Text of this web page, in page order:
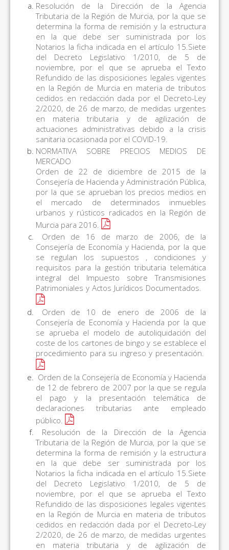
Resolución de la Dirección de la Agencia
Tributaria de la Región de Murcia, por la que se
determina la forma de remisión y la estructura
en la que debe ser suministrada por los
Notarios la ficha indicada en el artículo 15.Siete
del Decreto Legislativo 1/2010, de 5 de
noviembre, por el que se aprueba el Texto
Refundido de las disposiciones legales vigentes
en la Región de Murcia en materia de tributos
cedidos en redacción dada por el Decreto-Ley
2/2020, de 26 de marzo, de medidas urgentes
en materia tributaria y de agilización de
actuaciones administrativas debido a la crisis
sanitaria ocasionada por el COVID-19.
NORMATIVA SOBRE PRECIOS MEDIOS DE
MERCADO
Orden de 22 de diciembre de 2015 de la
Consejería de Hacienda y Administración Pública,
por la que se aprueban los precios medios en
el mercado de determinados inmuebles
urbanos y rústicos radicados en la Región de
Murcia para 2016.
Orden de 16 de marzo de 2006, de la
Consejería de Economía y Hacienda, por la que
se regulan los supuestos , condiciones y
requisitos para la gestión tributaria telemática
integral del Impuesto sobre Transmisiones
Patrimoniales y Actos Jurídicos Documentados.
Orden de 10 de enero de 2006 de la
Consejería de Economía y Hacienda por la que
se aprueba el modelo de autoliquidación del
coste de los cartones de bingo y se establece el
procedimiento para su ingreso y presentación.
Orden de la Consejería de Economía y Hacienda
de 12 de febrero de 2007 por la que se regula
el pago y la presentación telemática de
declaraciones tributarias ante empleado
público.
Resolución de la Dirección de la Agencia
Tributaria de la Región de Murcia, por la que se
determina la forma de remisión y la estructura
en la que debe ser suministrada por los
Notarios la ficha indicada en el artículo 15.Siete
del Decreto Legislativo 1/2010, de 5 de
noviembre, por el que se aprueba el Texto
Refundido de las disposiciones legales vigentes
en la Región de Murcia en materia de tributos
cedidos en redacción dada por el Decreto-Ley
2/2020, de 26 de marzo, de medidas urgentes
en materia tributaria y de agilización de